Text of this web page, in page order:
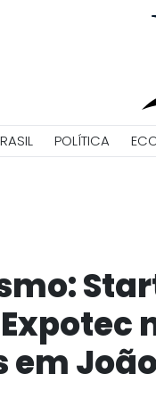
POLÍTICA